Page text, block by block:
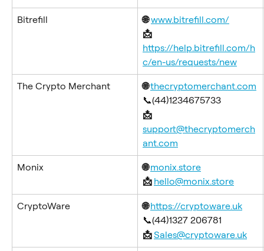
Bitrefill 🌐 www.bitrefill.com/
📩
https://help.bitrefill.com/h
c/en-us/requests/new
The Crypto Merchant 🌐 thecryptomerchant.com
📞(44)1234675733
📩
support@thecryptomerch
ant.com
Monix 🌐 monix.store
📩 hello@monix.store
CryptoWare 🌐 https://cryptoware.uk
📞(44)1327 206781
📩 Sales@cryptoware.uk